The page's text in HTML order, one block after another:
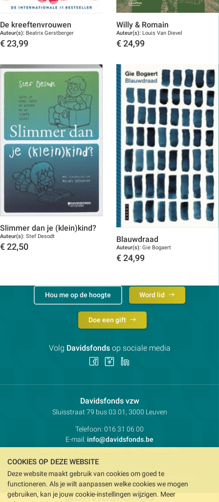
De kreeftenvrouwen
Auteur(s): Beatrix Gerstberger
€ 23,99
Willy & Romain
Auteur(s): Louis Van Dievel
€ 24,99
Slimmer dan je (klein)kind?
Auteur(s): Stef Desodt
€ 22,50
Blauwdraad
Auteur(s): Gie Bogaert
€ 24,99
Davidsfonds vzwContactpersoon:
Adres:
Sluisstraat 79 bus 03.01, 3000 Leuven
Telefoon: 016 31 06 00
E-mail: info@davidsfonds.be
IBAN:BE98 4310 0693 8193- BIC:KREDBEBB
Privacy Koekjesvoorkeuren
Verkoopsvoorwaarden
Intellectueel eigendom
Hou me op de hoogte Word lid
Doe een gift
Volg Davidsfondsop sociale media
Volg Volg
COOKIES OP DEZE WEBSITE
Deze website maakt gebruik van cookies om goed te
functioneren. Als je wilt aanpassen welke cookies we mogen
gebruiken, kan je jouw cookie-instellingen wijzigen. Meer